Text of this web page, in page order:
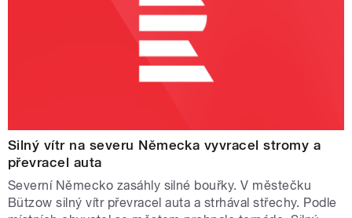
Silný vítr na severu Německa vyvracel stromy a
převracel auta
Severní Německo zasáhly silné bouřky. V městečku
Bützow silný vítr převracel auta a strhával střechy. Podle